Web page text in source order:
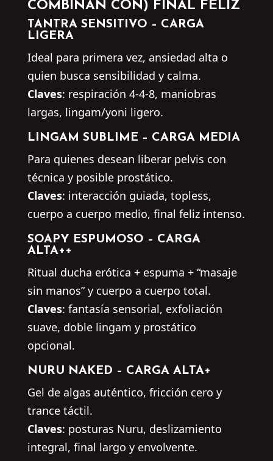
COMBINAN CON) FINAL FELIZ
TANTRA SENSITIVO – CARGA
LIGERA
Ideal para primera vez, ansiedad alta o
quien busca sensibilidad y calma.
Claves: respiración 4-4-8, maniobras
largas, lingam/yoni ligero.
LINGAM SUBLIME – CARGA MEDIA
Para quienes desean liberar pelvis con
técnica y posible prostático.
Claves: interacción guiada, topless,
cuerpo a cuerpo medio, final feliz intenso.
SOAPY ESPUMOSO – CARGA
ALTA++
Ritual ducha erótica + espuma + “masaje
sin manos” y cuerpo a cuerpo total.
Claves: fantasía sensorial, exfoliación
suave, doble lingam y prostático
opcional.
NURU NAKED – CARGA ALTA+
Gel de algas auténtico, fricción cero y
trance táctil.
Claves: posturas Nuru, deslizamiento
integral, final largo y envolvente.